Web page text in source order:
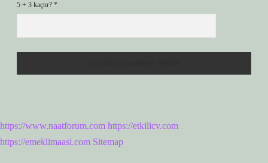
5 + 3 kaçtır? *
https://www.naatforum.com https://etkilicv.com
https://emeklimaasi.com Sitemap